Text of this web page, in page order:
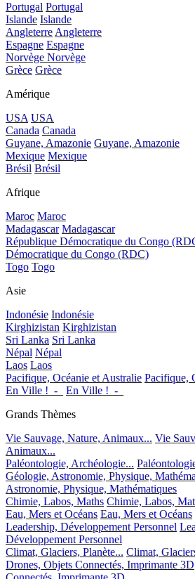
Portugal Portugal
Islande Islande
AngleterreAngleterre
Espagne Espagne
Norvège Norvège
Grèce Grèce
Amérique
USA USA
Canada Canada
Guyane, Amazonie Guyane, Amazonie
Mexique Mexique
Brésil Brésil
Afrique
Maroc Maroc
Madagascar Madagascar
République Démocratique du Congo
Démocratique du Congo (RDC)
Togo Togo
Asie
Indonésie Indonésie
Kirghizistan Kirghizistan
Sri Lanka Sri Lanka
Népal Népal
Laos Laos
Pacifique, Océanie et Australie Pacifique,
En Ville !_-_
En Ville !_-_
Grands Thèmes
Vie Sauvage, Nature, Animaux... Vie
Animaux...
Paléontologie, Archéologie...
Géologie, Astronomie, Physique,
Astronomie, Physique, Mathématiques
Chimie, Labos, Maths Chimie, Labos,
Eau, Mers et Océans Eau, Mers et Océans
Leadership, Développement Personnel
Développement Personnel
Climat, Glaciers, Planète... Climat,
Drones, Objets Connectés, Imprimante 3D